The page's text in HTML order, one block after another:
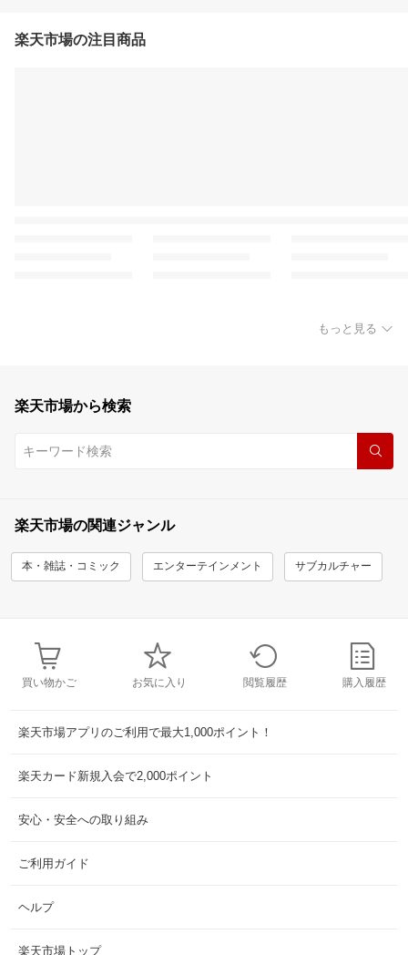
楽天市場の注目商品
もっと見る
楽天市場から検索
楽天市場の関連ジャンル
本・雑誌・コミック エンターテインメント サブカルチャー
買い物かご お気に入り 閲覧履歴 購入履歴
楽天市場アプリのご利用で最大1,000ポイント！
楽天カード新規入会で2,000ポイント
安心・安全への取り組み
ご利用ガイド
ヘルプ
楽天市場トップ